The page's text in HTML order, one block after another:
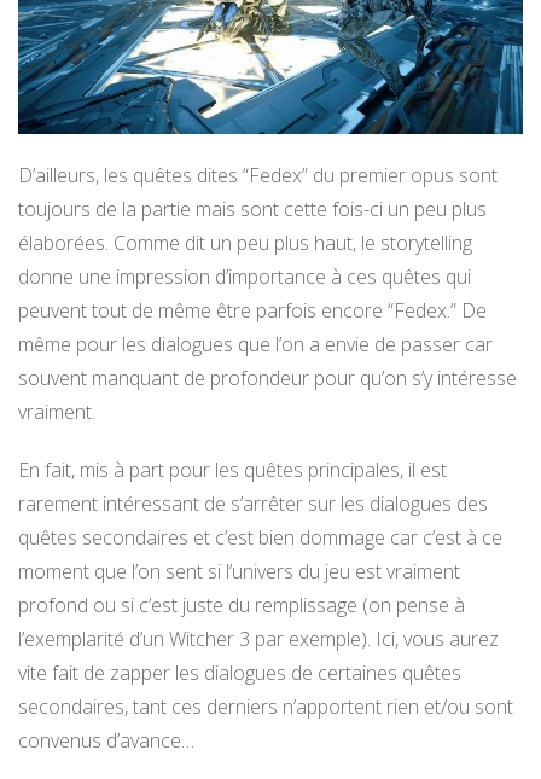
D’ailleurs, les quêtes dites “Fedex” du premier opus sont
toujours de la partie mais sont cette fois-ci un peu plus
élaborées. Comme dit un peu plus haut, le storytelling
donne une impression d’importance à ces quêtes qui
peuvent tout de même être parfois encore “Fedex.” De
même pour les dialogues que l’on a envie de passer car
souvent manquant de profondeur pour qu’on s’y intéresse
vraiment.
En fait, mis à part pour les quêtes principales, il est
rarement intéressant de s’arrêter sur les dialogues des
quêtes secondaires et c’est bien dommage car c’est à ce
moment que l’on sent si l’univers du jeu est vraiment
profond ou si c’est juste du remplissage (on pense à
l’exemplarité d’un Witcher 3 par exemple). Ici, vous aurez
vite fait de zapper les dialogues de certaines quêtes
secondaires, tant ces derniers n’apportent rien et/ou sont
convenus d’avance…